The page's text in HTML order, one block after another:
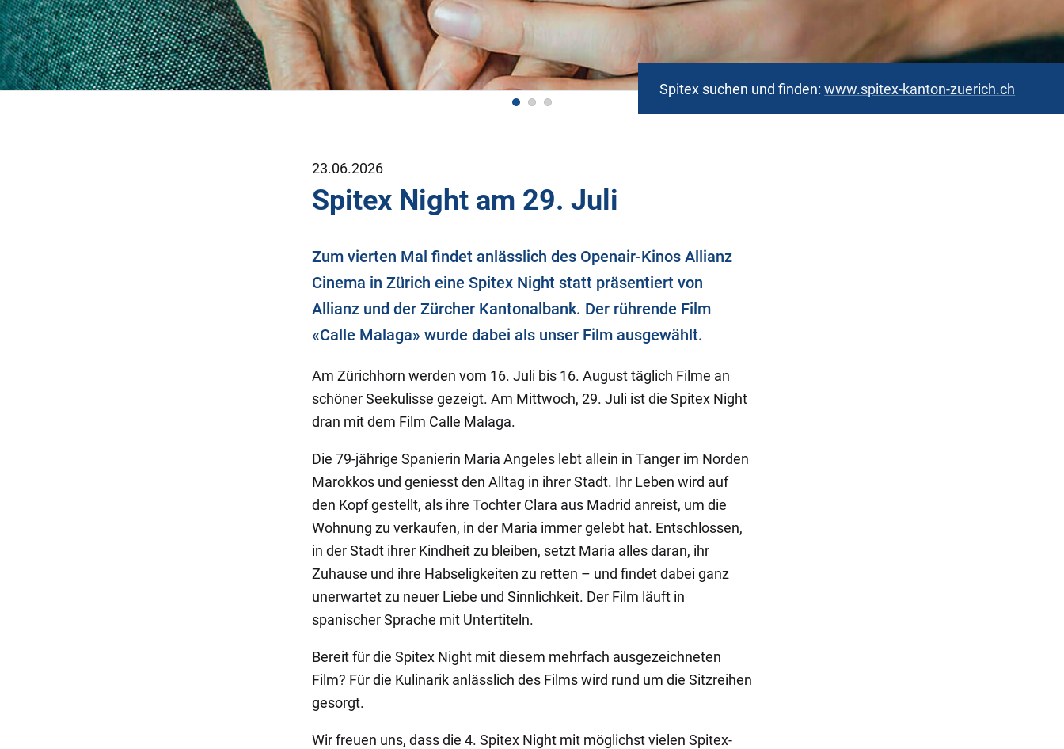
Spitex suchen und finden:www.spitex-kanton-zuerich.ch
23.06.2026
Spitex Night am 29. Juli
Zum vierten Mal findet anlässlich des Openair-Kinos Allianz
Cinema in Zürich eine Spitex Night statt präsentiert von
Allianz und der Zürcher Kantonalbank. Der rührende Film
«Calle Malaga» wurde dabei als unser Film ausgewählt.
Am Zürichhorn werden vom 16. Juli bis 16. August täglich Filme an
schöner Seekulisse gezeigt. Am Mittwoch, 29. Juli ist die Spitex Night
dran mit dem Film Calle Malaga.
Die 79-jährige Spanierin Maria Angeles lebt allein in Tanger im Norden
Marokkos und geniesst den Alltag in ihrer Stadt. Ihr Leben wird auf
den Kopf gestellt, als ihre Tochter Clara aus Madrid anreist, um die
Wohnung zu verkaufen, in der Maria immer gelebt hat. Entschlossen,
in der Stadt ihrer Kindheit zu bleiben, setzt Maria alles daran, ihr
Zuhause und ihre Habseligkeiten zu retten – und findet dabei ganz
unerwartet zu neuer Liebe und Sinnlichkeit. Der Film läuft in
spanischer Sprache mit Untertiteln.
Bereit für die Spitex Night mit diesem mehrfach ausgezeichneten
Film? Für die Kulinarik anlässlich des Films wird rund um die Sitzreihen
gesorgt.
Wir freuen uns, dass die 4. Spitex Night mit möglichst vielen Spitex-